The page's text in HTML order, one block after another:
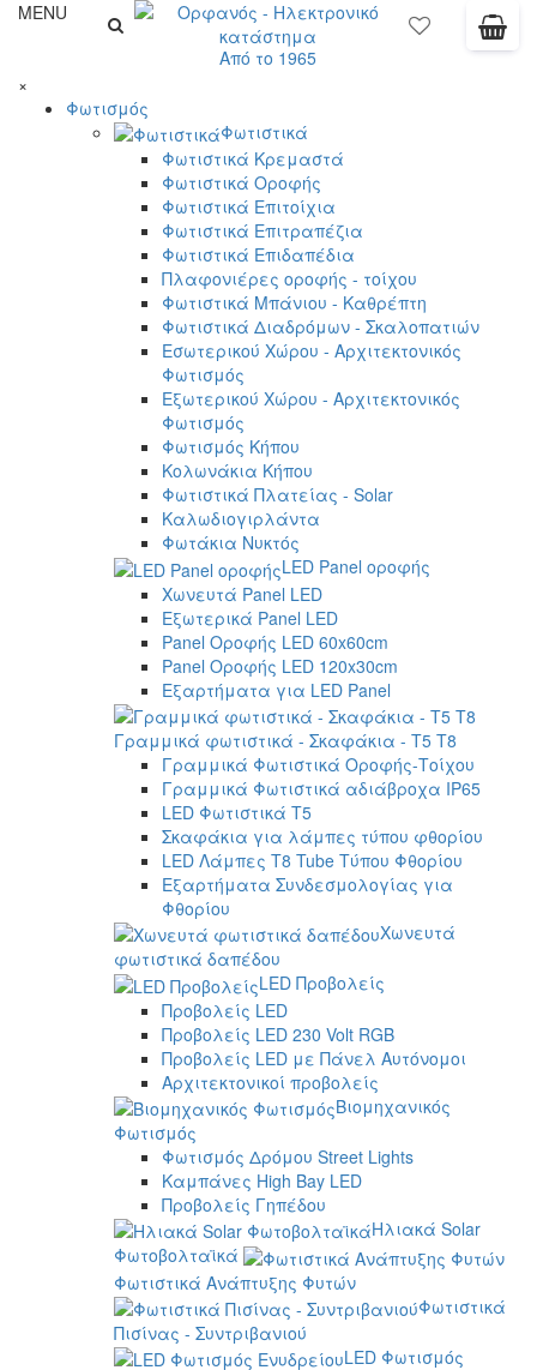
MENU
Από το 1965
×
Φωτισμός
Φωτιστικά
Φωτιστικά Κρεμαστά
Φωτιστικά Οροφής
Φωτιστικά Επιτοίχια
Φωτιστικά Επιτραπέζια
Φωτιστικά Επιδαπέδια
Πλαφονιέρες οροφής - τοίχου
Φωτιστικά Μπάνιου - Καθρέπτη
Φωτιστικά Διαδρόμων - Σκαλοπατιών
Εσωτερικού Χώρου - Αρχιτεκτονικός
Φωτισμός
Εξωτερικού Χώρου - Αρχιτεκτονικός
Φωτισμός
Φωτισμός Κήπου
Κολωνάκια Κήπου
Φωτιστικά Πλατείας - Solar
Καλωδιογιρλάντα
Φωτάκια Νυκτός
LED Panel οροφής
Χωνευτά Panel LED
Εξωτερικά Panel LED
Panel Οροφής LED 60x60cm
Panel Οροφής LED 120x30cm
Εξαρτήματα για LED Panel
Γραμμικά φωτιστικά - Σκαφάκια - Τ5 T8
Γραμμικά Φωτιστικά Οροφής-Τοίχου
Γραμμικά Φωτιστικά αδιάβροχα IP65
LED Φωτιστικά T5
Σκαφάκια για λάμπες τύπου φθορίου
LED Λάμπες T8 Tube Τύπου Φθορίου
Εξαρτήματα Συνδεσμολογίας για
Φθορίου
Χωνευτά
φωτιστικά δαπέδου
LED Προβολείς
Προβολείς LED
Προβολείς LED 230 Volt RGB
Προβολείς LED με Πάνελ Αυτόνομοι
Αρχιτεκτονικοί προβολείς
Βιομηχανικός
Φωτισμός
Φωτισμός Δρόμου Street Lights
Καμπάνες High Bay LED
Προβολείς Γηπέδου
Ηλιακά Solar
Φωτοβολταϊκά
Φωτιστικά Ανάπτυξης Φυτών
Φωτιστικά
Πισίνας - Συντριβανιού
LED Φωτισμός